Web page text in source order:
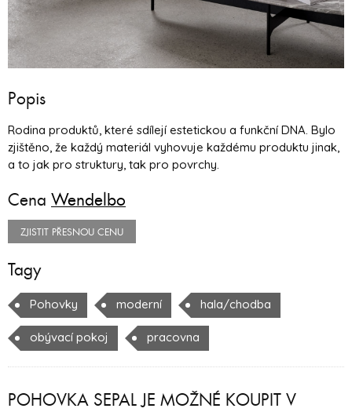
Popis
Rodina produktů, které sdílejí estetickou a funkční DNA. Bylo
zjištěno, že každý materiál vyhovuje každému produktu jinak,
a to jak pro struktury, tak pro povrchy.
Cena Wendelbo
ZJISTIT PŘESNOU CENU
Tagy
Pohovky moderní hala/chodba
obývací pokoj pracovna
POHOVKA SEPAL JE MOŽNÉ KOUPIT V